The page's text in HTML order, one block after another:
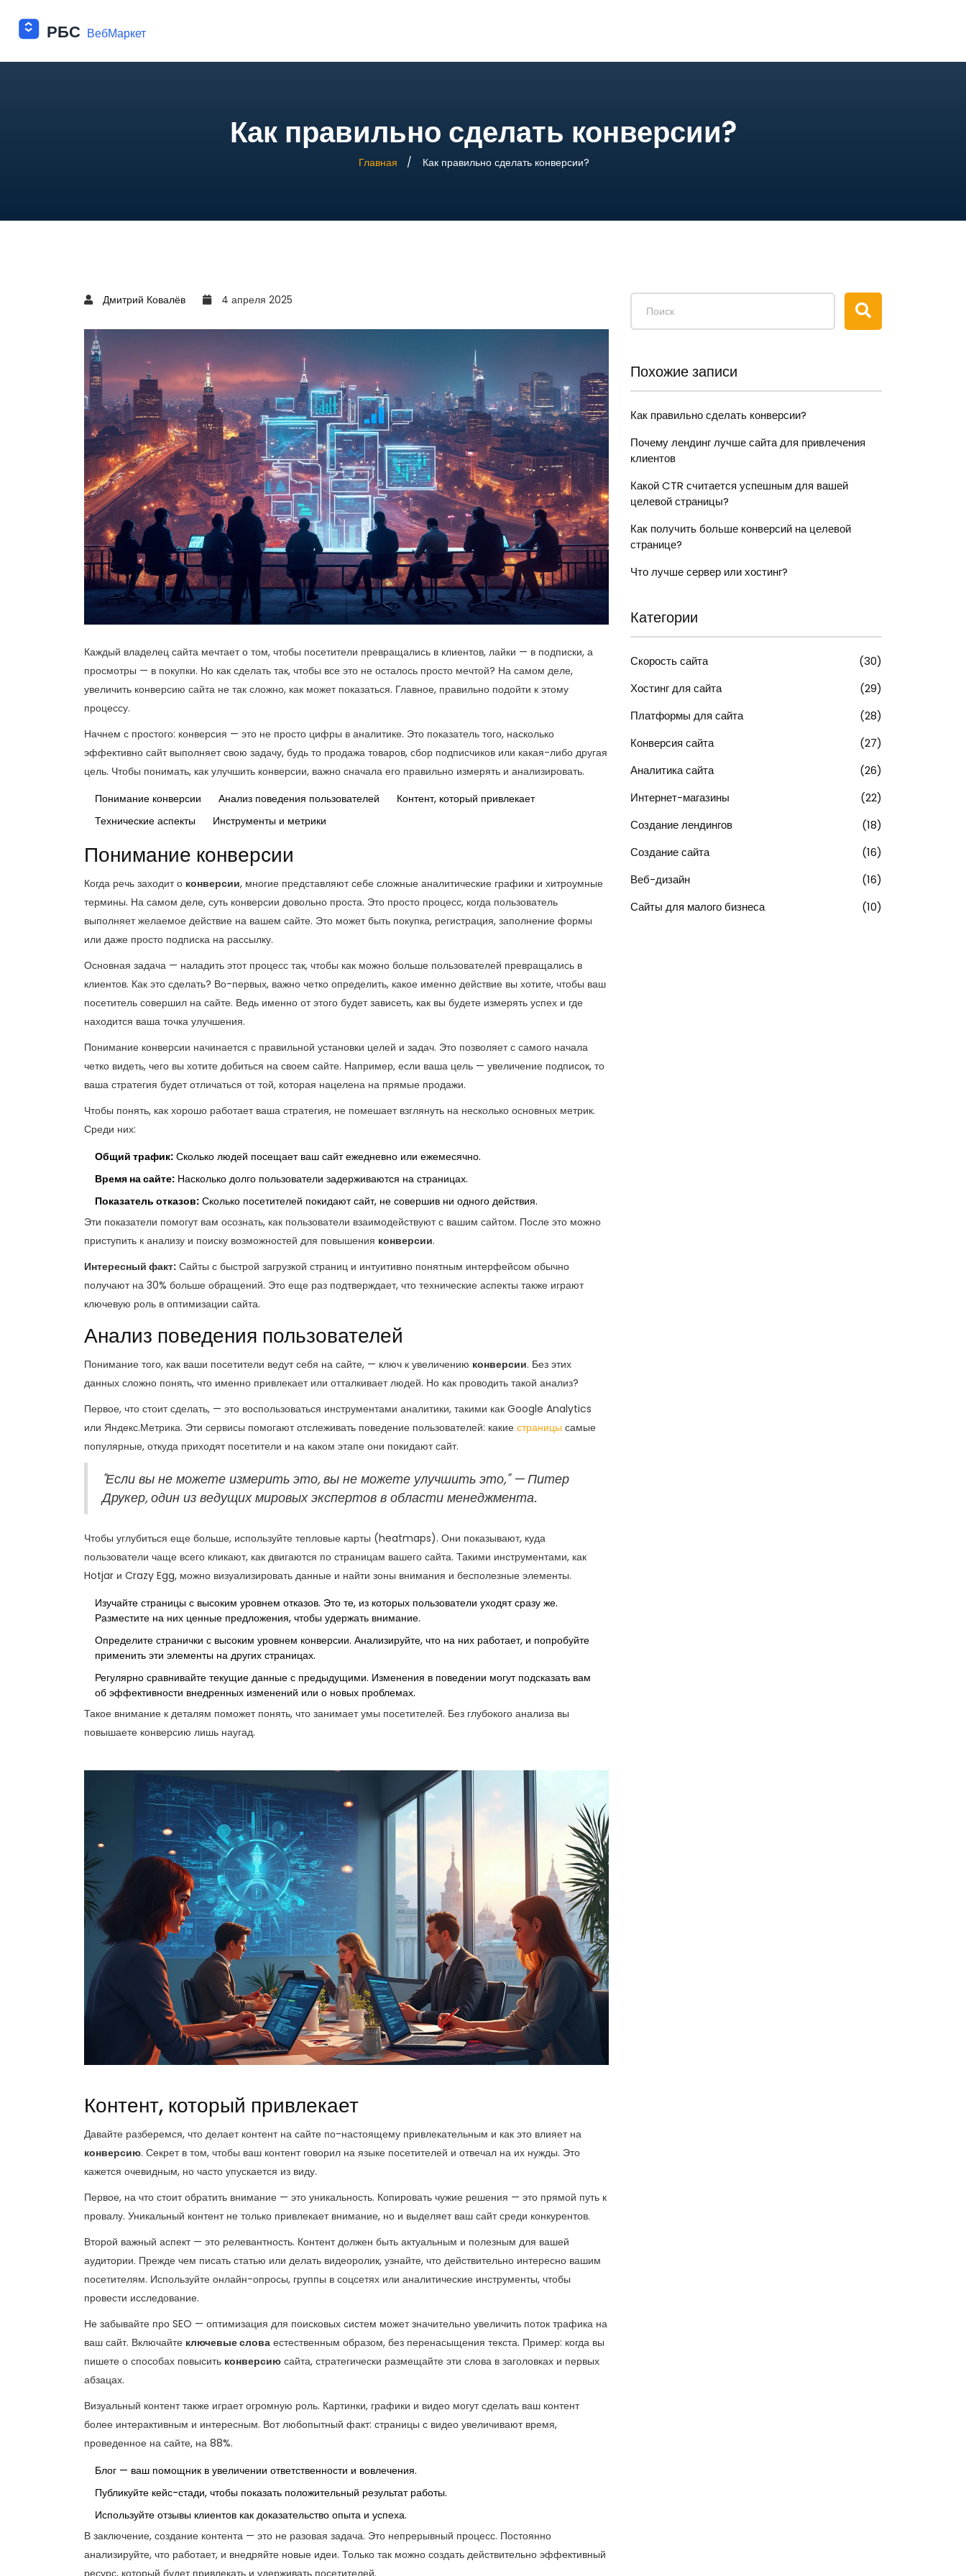
Как правильно сделать конверсии?
Главная Как правильно сделать конверсии?
Дмитрий Ковалёв 4 апреля 2025
Каждый владелец сайта мечтает о том, чтобы посетители превращались в клиентов, лайки — в подписки, а
просмотры — в покупки. Но как сделать так, чтобы все это не осталось просто мечтой? На самом деле,
увеличить конверсию сайта не так сложно, как может показаться. Главное, правильно подойти к этому
процессу.
Начнем с простого: конверсия — это не просто цифры в аналитике. Это показатель того, насколько
эффективно сайт выполняет свою задачу, будь то продажа товаров, сбор подписчиков или какая-либо другая
цель. Чтобы понимать, как улучшить конверсии, важно сначала его правильно измерять и анализировать.
Понимание конверсии
Анализ поведения пользователей
Контент, который привлекает
Технические аспекты
Инструменты и метрики
Понимание конверсии
Когда речь заходит о конверсии, многие представляют себе сложные аналитические графики и хитроумные
термины. На самом деле, суть конверсии довольно проста. Это просто процесс, когда пользователь
выполняет желаемое действие на вашем сайте. Это может быть покупка, регистрация, заполнение формы
или даже просто подписка на рассылку.
Основная задача — наладить этот процесс так, чтобы как можно больше пользователей превращались в
клиентов. Как это сделать? Во-первых, важно четко определить, какое именно действие вы хотите, чтобы ваш
посетитель совершил на сайте. Ведь именно от этого будет зависеть, как вы будете измерять успех и где
находится ваша точка улучшения.
Понимание конверсии начинается с правильной установки целей и задач. Это позволяет с самого начала
четко видеть, чего вы хотите добиться на своем сайте. Например, если ваша цель — увеличение подписок, то
ваша стратегия будет отличаться от той, которая нацелена на прямые продажи.
Чтобы понять, как хорошо работает ваша стратегия, не помешает взглянуть на несколько основных метрик.
Среди них:
Общий трафик: Сколько людей посещает ваш сайт ежедневно или ежемесячно.
Время на сайте: Насколько долго пользователи задерживаются на страницах.
Показатель отказов: Сколько посетителей покидают сайт, не совершив ни одного действия.
Эти показатели помогут вам осознать, как пользователи взаимодействуют с вашим сайтом. После это можно
приступить к анализу и поиску возможностей для повышения конверсии.
Интересный факт: Сайты с быстрой загрузкой страниц и интуитивно понятным интерфейсом обычно
получают на 30% больше обращений. Это еще раз подтверждает, что технические аспекты также играют
ключевую роль в оптимизации сайта.
Анализ поведения пользователей
Понимание того, как ваши посетители ведут себя на сайте, — ключ к увеличению конверсии. Без этих
данных сложно понять, что именно привлекает или отталкивает людей. Но как проводить такой анализ?
Первое, что стоит сделать, — это воспользоваться инструментами аналитики, такими как Google Analytics
или Яндекс.Метрика. Эти сервисы помогают отслеживать поведение пользователей: какие страницы самые
популярные, откуда приходят посетители и на каком этапе они покидают сайт.
"Если вы не можете измерить это, вы не можете улучшить это," — Питер
Друкер, один из ведущих мировых экспертов в области менеджмента.
Чтобы углубиться еще больше, используйте тепловые карты (heatmaps). Они показывают, куда
пользователи чаще всего кликают, как двигаются по страницам вашего сайта. Такими инструментами, как
Hotjar и Crazy Egg, можно визуализировать данные и найти зоны внимания и бесполезные элементы.
Изучайте страницы с высоким уровнем отказов. Это те, из которых пользователи уходят сразу же.
Разместите на них ценные предложения, чтобы удержать внимание.
Определите странички с высоким уровнем конверсии. Анализируйте, что на них работает, и попробуйте
применить эти элементы на других страницах.
Регулярно сравнивайте текущие данные с предыдущими. Изменения в поведении могут подсказать вам
об эффективности внедренных изменений или о новых проблемах.
Такое внимание к деталям поможет понять, что занимает умы посетителей. Без глубокого анализа вы
повышаете конверсию лишь наугад.
Контент, который привлекает
Давайте разберемся, что делает контент на сайте по-настоящему привлекательным и как это влияет на
конверсию. Секрет в том, чтобы ваш контент говорил на языке посетителей и отвечал на их нужды. Это
кажется очевидным, но часто упускается из виду.
Первое, на что стоит обратить внимание — это уникальность. Копировать чужие решения — это прямой путь к
провалу. Уникальный контент не только привлекает внимание, но и выделяет ваш сайт среди конкурентов.
Второй важный аспект — это релевантность. Контент должен быть актуальным и полезным для вашей
аудитории. Прежде чем писать статью или делать видеоролик, узнайте, что действительно интересно вашим
посетителям. Используйте онлайн-опросы, группы в соцсетях или аналитические инструменты, чтобы
провести исследование.
Не забывайте про SEO — оптимизация для поисковых систем может значительно увеличить поток трафика на
ваш сайт. Включайте ключевые слова естественным образом, без перенасыщения текста. Пример: когда вы
пишете о способах повысить конверсию сайта, стратегически размещайте эти слова в заголовках и первых
абзацах.
Визуальный контент также играет огромную роль. Картинки, графики и видео могут сделать ваш контент
более интерактивным и интересным. Вот любопытный факт: страницы с видео увеличивают время,
проведенное на сайте, на 88%.
Блог — ваш помощник в увеличении ответственности и вовлечения.
Публикуйте кейс-стади, чтобы показать положительный результат работы.
Используйте отзывы клиентов как доказательство опыта и успеха.
В заключение, создание контента — это не разовая задача. Это непрерывный процесс. Постоянно
анализируйте, что работает, и внедряйте новые идеи. Только так можно создать действительно эффективный
Похожие записи
Как правильно сделать конверсии?
Почему лендинг лучше сайта для привлечения
клиентов
Какой CTR считается успешным для вашей
целевой страницы?
Как получить больше конверсий на целевой
странице?
Что лучше сервер или хостинг?
Категории
Скорость сайта
(30)
Хостинг для сайта
(29)
Платформы для сайта
(28)
Конверсия сайта
(27)
Аналитика сайта
(26)
Интернет-магазины
(22)
Создание лендингов
(18)
Создание сайта
(16)
Веб-дизайн
(16)
Сайты для малого бизнеса
(10)